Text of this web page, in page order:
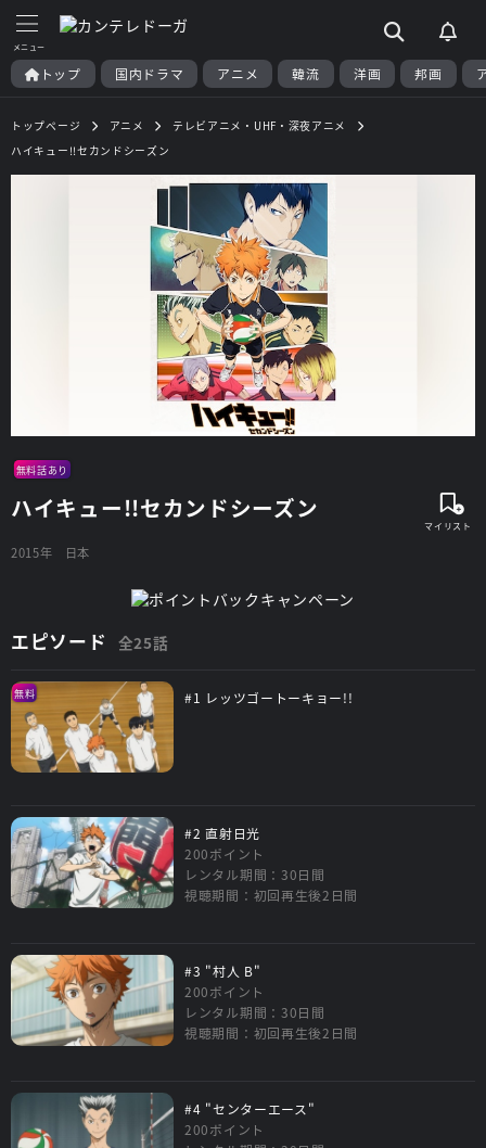
トップ 国内ドラマ アニメ 韓流 洋画 邦画
トップページ アニメ
テレビアニメ・UHF・深夜アニメ
ハイキュー!!セカンドシーズン
無料話あり
ハイキュー!!セカンドシーズン
2015年 日本
エピソード 全25話
無料 #1 レッツゴートーキョー!!
#2 直射日光
200ポイント
レンタル期間：30日間
視聴期間：初回再生後2日間
#3 "村人 B"
200ポイント
レンタル期間：30日間
視聴期間：初回再生後2日間
#4 "センターエース"
200ポイント